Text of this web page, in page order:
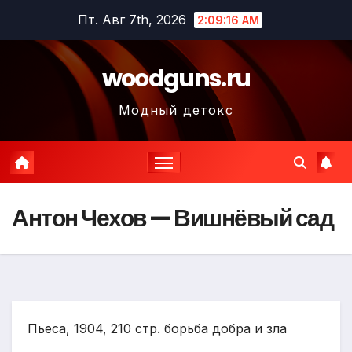
содержимому
Пт. Авг 7th, 2026 2:09:17 AM
woodguns.ru
Модный детокс
Антон Чехов — Вишнёвый сад
Пьеса, 1904, 210 стр. борьба добра и зла